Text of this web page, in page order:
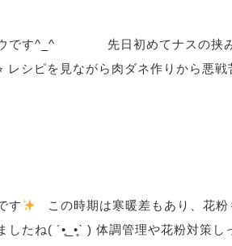
ウです^_^ 先日初めてナスの挟
レシピを見ながら肉ダネ作りから悪戦
す
この時期は寒暖差もあり、花粉
したね( ´•̥_•̥` ) 体調管理や花粉対策し